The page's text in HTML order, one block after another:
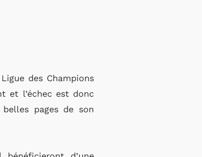
des Champions
et l’échec est donc
pages de son